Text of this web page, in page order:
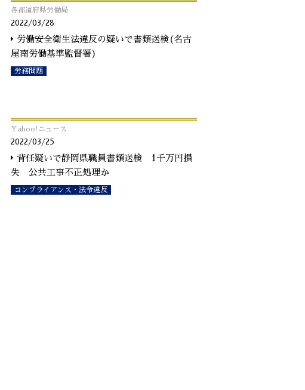
各都道府県労働局
2022/03/28
労働安全衛生法違反の疑いで書類送検(名古
屋南労働基準監督署)
労務問題
Yahoo!ニュース
2022/03/25
背任疑いで静岡県職員書類送検 1千万円損
失 公共工事不正処理か
コンプライアンス・法令違反